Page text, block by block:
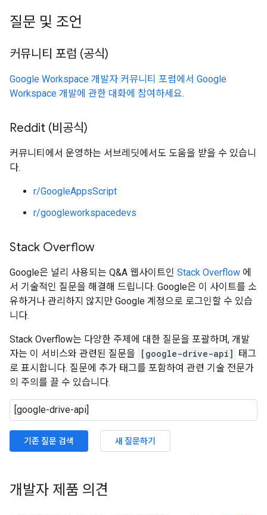
질문 및 조언
커뮤니티 포럼 (공식)
Google Workspace 개발자 커뮤니티 포럼에서 Google
Workspace 개발에 관한 대화에 참여하세요.
Reddit (비공식)
커뮤니티에서 운영하는 서브레딧에서도 도움을 받을 수 있습니
다.
r/GoogleAppsScript
r/googleworkspacedevs
Stack Overflow
Google은 널리 사용되는 Q&A 웹사이트인 Stack Overflow 에
서 기술적인 질문을 해결해 드립니다. Google은 이 사이트를 소
유하거나 관리하지 않지만 Google 계정으로 로그인할 수 있습
니다.
Stack Overflow는 다양한 주제에 대한 질문을 포괄하며, 개발
자는 이 서비스와 관련된 질문을
[google-drive-api] 태그
로 표시합니다. 질문에 추가 태그를 포함하여 관련 기술 전문가
의 주의를 끌 수 있습니다.
기존 질문 검색 새 질문하기
개발자 제품 의견